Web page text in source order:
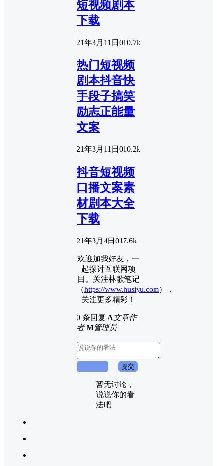
短视频剧本
下载
21年3月11日 010.7k
热门短视频
剧本抖音快
手段子搞笑
励志正能量
文案
21年3月11日 010.2k
抖音短视频
口播文案素
材剧本大全
下载
21年3月4日 017.6k
欢迎加我好友，一
起探讨互联网项
目。关注林歌笔记
（https://www.husiyu.com），
关注更多精彩！
0 条回复 A文章作
者 M管理员
提交
暂无讨论，
说说你的看
法吧